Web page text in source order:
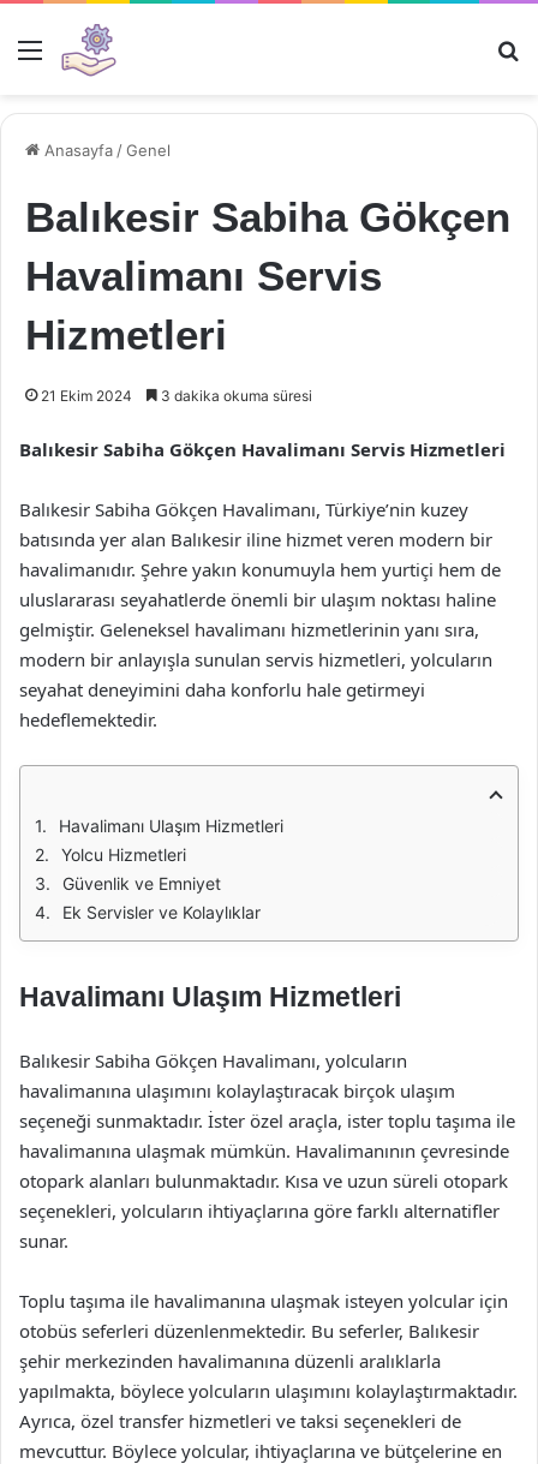
Menü
Anasayfa /Genel
Balıkesir Sabiha Gökçen
Havalimanı Servis
Hizmetleri
21 Ekim 2024 3 dakika okuma süresi
Balıkesir Sabiha Gökçen Havalimanı Servis Hizmetleri
Balıkesir Sabiha Gökçen Havalimanı, Türkiye’nin kuzey
batısında yer alan Balıkesir iline hizmet veren modern bir
havalimanıdır. Şehre yakın konumuyla hem yurtiçi hem de
uluslararası seyahatlerde önemli bir ulaşım noktası haline
gelmiştir. Geleneksel havalimanı hizmetlerinin yanı sıra,
modern bir anlayışla sunulan servis hizmetleri, yolcuların
seyahat deneyimini daha konforlu hale getirmeyi
hedeflemektedir.
Havalimanı Ulaşım Hizmetleri
Yolcu Hizmetleri
Güvenlik ve Emniyet
Ek Servisler ve Kolaylıklar
Havalimanı Ulaşım Hizmetleri
Balıkesir Sabiha Gökçen Havalimanı, yolcuların
havalimanına ulaşımını kolaylaştıracak birçok ulaşım
seçeneği sunmaktadır. İster özel araçla, ister toplu taşıma ile
havalimanına ulaşmak mümkün. Havalimanının çevresinde
otopark alanları bulunmaktadır. Kısa ve uzun süreli otopark
seçenekleri, yolcuların ihtiyaçlarına göre farklı alternatifler
sunar.
Toplu taşıma ile havalimanına ulaşmak isteyen yolcular için
otobüs seferleri düzenlenmektedir. Bu seferler, Balıkesir
şehir merkezinden havalimanına düzenli aralıklarla
yapılmakta, böylece yolcuların ulaşımını kolaylaştırmaktadır.
Ayrıca, özel transfer hizmetleri ve taksi seçenekleri de
mevcuttur. Böylece yolcular, ihtiyaçlarına ve bütçelerine en